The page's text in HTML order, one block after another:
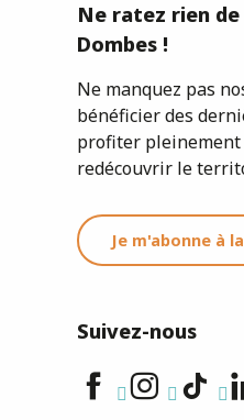
Ne ratez rien de
Dombes !
Ne manquez pas
bénéficier des
profiter pleinement
redécouvrir le
Je m'abonne à
Suivez-nous